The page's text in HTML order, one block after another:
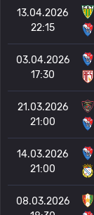
13.04.2026
22:15
03.04.2026
17:30
21.03.2026
21:00
14.03.2026
21:00
08.03.2026